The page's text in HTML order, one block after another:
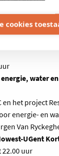
cookies
-
een bedrijf
de hr-
water
het project
energie- en
Van
UGent
22.00 uur